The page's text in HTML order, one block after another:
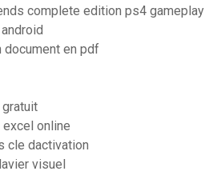
complete edition ps4 gameplay
document en pdf
online
cle dactivation
visuel